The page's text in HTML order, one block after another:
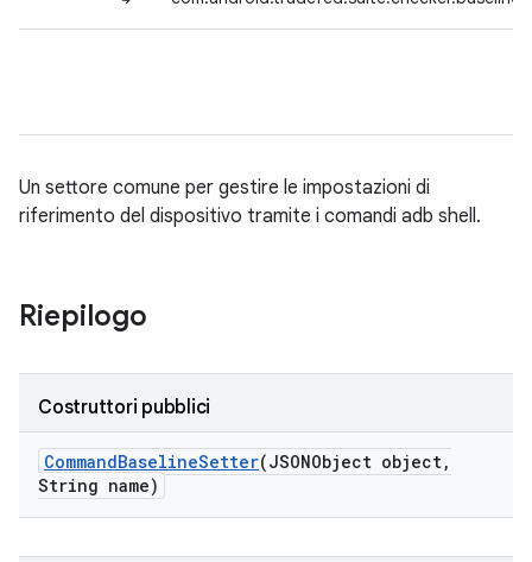
Un settore comune per gestire le impostazioni di
riferimento del dispositivo tramite i comandi adb shell.
Riepilogo
Costruttori pubblici
CommandBaselineSetter(JSONObject object,
String name)